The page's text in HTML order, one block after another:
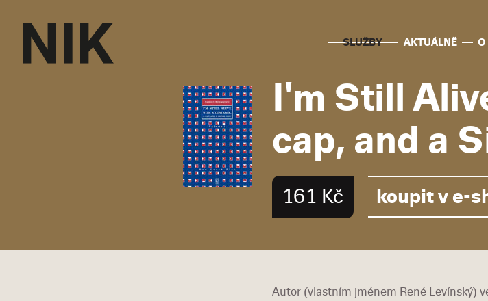
SLUŽBY AKTUÁLNĚ O
I'm Still
cap, and a
161 Kč koupit v e-
Autor (vlastním jménem René Levínský)